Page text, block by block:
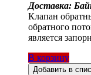
Доставка:
Клапан
обратного
является
В корзину
Добавить в